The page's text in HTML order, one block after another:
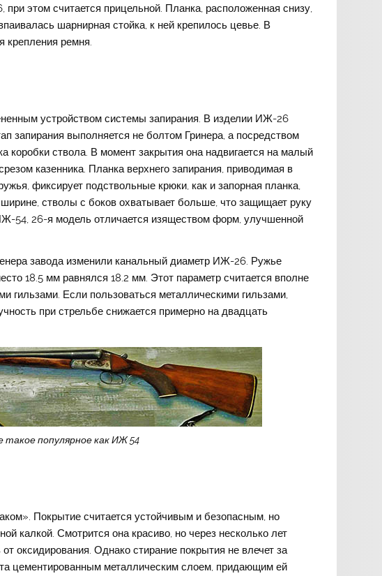
этом считается прицельной. Планка, расположенная снизу,
шарнирная стойка, к ней крепилось цевье. В
крепления ремня.
устройством системы запирания. В изделии ИЖ-26
запирания выполняется не болтом Гринера, а посредством
коробки ствола. В момент закрытия она надвигается на малый
казенника. Планка верхнего запирания, приводимая в
фиксирует подствольные крюки, как и запорная планка,
стволы с боков охватывает больше, что защищает руку
54, 26-я модель отличается изяществом форм, улучшенной
завода изменили канальный диаметр ИЖ-26. Ружье
18.5 мм равнялся 18.2 мм. Этот параметр считается вполне
Если пользоваться металлическими гильзами,
при стрельбе снижается примерно на двадцать
такое популярное как ИЖ 54
Покрытие считается устойчивым и безопасным, но
калкой. Смотрится она красиво, но через несколько лет
оксидирования. Однако стирание покрытия не влечет за
цементированным металлическим слоем, придающим ей